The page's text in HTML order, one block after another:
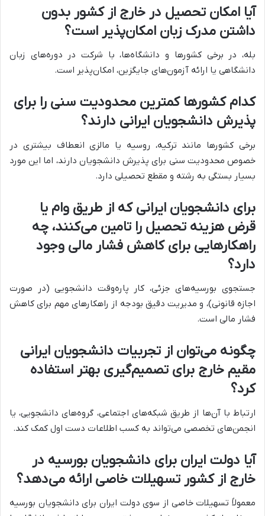
آیا امکان تحصیل در خارج از کشور بدون
داشتن مدرک زبان امکان‌پذیر است؟
بله، در برخی کشورها و دانشگاه‌ها، با شرکت در دوره‌های زبان
دانشگاهی یا ارائه آزمون‌های جایگزین، امکان‌پذیر است.
کدام کشورها کمترین محدودیت سنی را برای
پذیرش دانشجویان ایرانی دارند؟
برخی کشورها مانند ترکیه، روسیه یا مالزی انعطاف بیشتری در
خصوص محدودیت سنی برای پذیرش دانشجویان دارند، اما این مورد
بسیار بستگی به رشته و مقطع تحصیلی دارد.
برای دانشجویان ایرانی که از طریق وام یا
قرض هزینه تحصیل را تامین می‌کنند، چه
راهکارهایی برای کاهش فشار مالی وجود
دارد؟
جستجوی بورسیه‌های جزئی، کار پاره‌وقت دانشجویی (در صورت
اجازه قانونی)، و مدیریت دقیق بودجه از راهکارهای مهم برای کاهش
فشار مالی است.
چگونه می‌توان از تجربیات دانشجویان ایرانی
مقیم خارج برای تصمیم‌گیری بهتر استفاده
کرد؟
ارتباط با آن‌ها از طریق شبکه‌های اجتماعی، گروه‌های دانشجویی، یا
انجمن‌های تخصصی می‌تواند به کسب اطلاعات دست اول کمک کند.
آیا دولت ایران برای دانشجویان بورسیه در
خارج از کشور تسهیلات خاصی ارائه می‌دهد؟
معمولاً تسهیلات خاصی از سوی دولت ایران برای دانشجویان بورسیه